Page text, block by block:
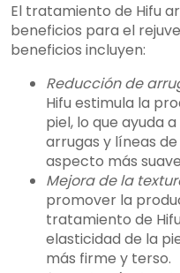
El tratamiento de Hifu
beneficios para el
beneficios incluyen:
Reducción de
Hifu estimula la
piel, lo que ayuda
arrugas y líneas
aspecto más
Mejora de la
promover la
tratamiento de
elasticidad de la
más firme y terso.